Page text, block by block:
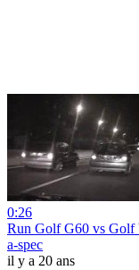
0:26
Run Golf G60 vs Golf
a-spec
il y a 20 ans